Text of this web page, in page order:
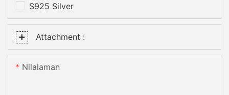
S925 Silver
Attachment :
Nilalaman